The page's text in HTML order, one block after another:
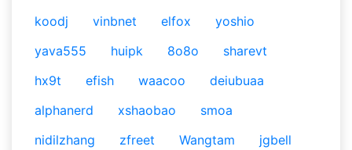
koodj
vinbnet elfox
yoshio
yava555
huipk 8o8o
sharevt
hx9t
efish waacoo
deiubuaa
alphanerd
xshaobao
smoa
nidilzhang
zfreet Wangtam
jgbell